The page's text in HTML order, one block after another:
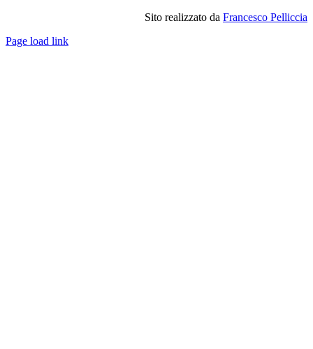
Sito realizzato da Francesco Pelliccia
Page load link